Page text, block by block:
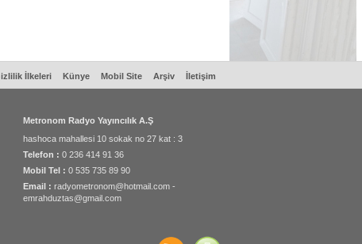
İletişim
Arşiv
Mobil Site
Künye
İlkeleri
Metronom Radyo Yayıncılık A.Ş
hashoca mahallesi 10 sokak no 27 kat : 3
Telefon : 0 236 414 91 36
Mobil Tel : 0 535 735 89 90
Email : radyometronom@hotmail.com -
emrahduztas@gmail.com